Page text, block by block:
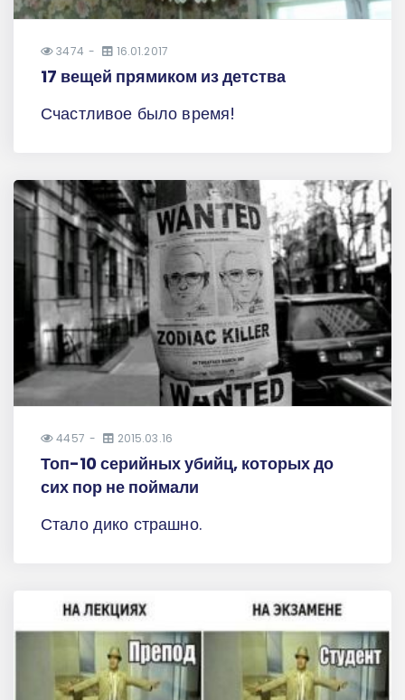
3474 16.01.2017
17 вещей прямиком из детства
Счастливое было время!
4457 2015.03.16
Топ-10 серийных убийц, которых до
сих пор не поймали
Стало дико страшно.